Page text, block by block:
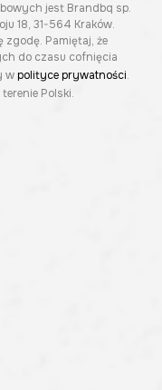
jest Brandbq sp.
18, 31-564 Kraków.
zgodę. Pamiętaj, że
do czasu cofnięcia
w polityce prywatności.
Polski.